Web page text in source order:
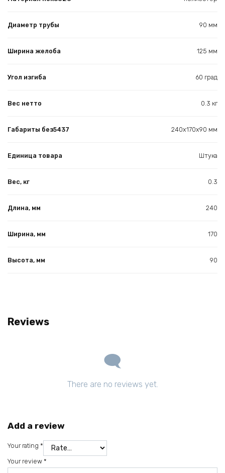
Диаметр трубы 90 мм
Ширина желоба 125 мм
Угол изгиба 60 град
Вес нетто 0.3 кг
Габариты без5437 240х170х90 мм
Единица товара Штука
Вес, кг 0.3
Длина, мм 240
Ширина, мм 170
Высота, мм 90
Reviews
There are no reviews yet.
Add a review
Your rating *
Your review *